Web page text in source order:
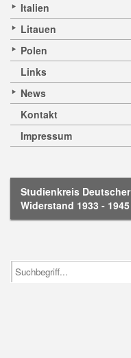
Italien
Litauen
Polen
Links
News
Kontakt
Impressum
Studienkreis Deutscher
Widerstand 1933 - 1945